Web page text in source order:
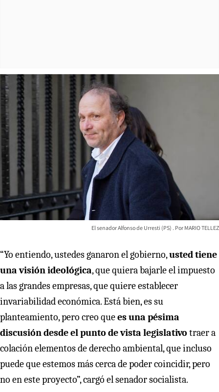
El senador Alfonso de Urresti (PS) MARIO TELLEZ
“Yo entiendo, ustedes ganaron el gobierno,usted tiene
una visión ideológica, que quiera bajarle el impuesto
a las grandes empresas, que quiere establecer
invariabilidad económica. Está bien, es su
planteamiento, pero creo quees una pésima
discusión desde el punto de vista legislativo traer a
colación elementos de derecho ambiental, que incluso
puede que estemos más cerca de poder coincidir, pero
no en este proyecto”, cargó el senador socialista.